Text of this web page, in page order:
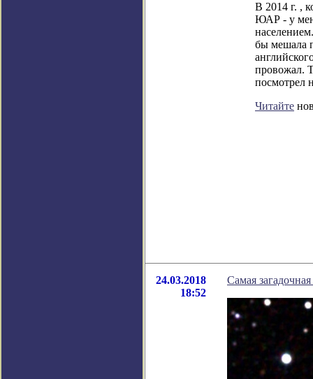
В 2014 г. ,
ЮАР - у
бы мешала
провожал.
посмотрел
Читайте
24.03.2018
18:52
Самая загадочная